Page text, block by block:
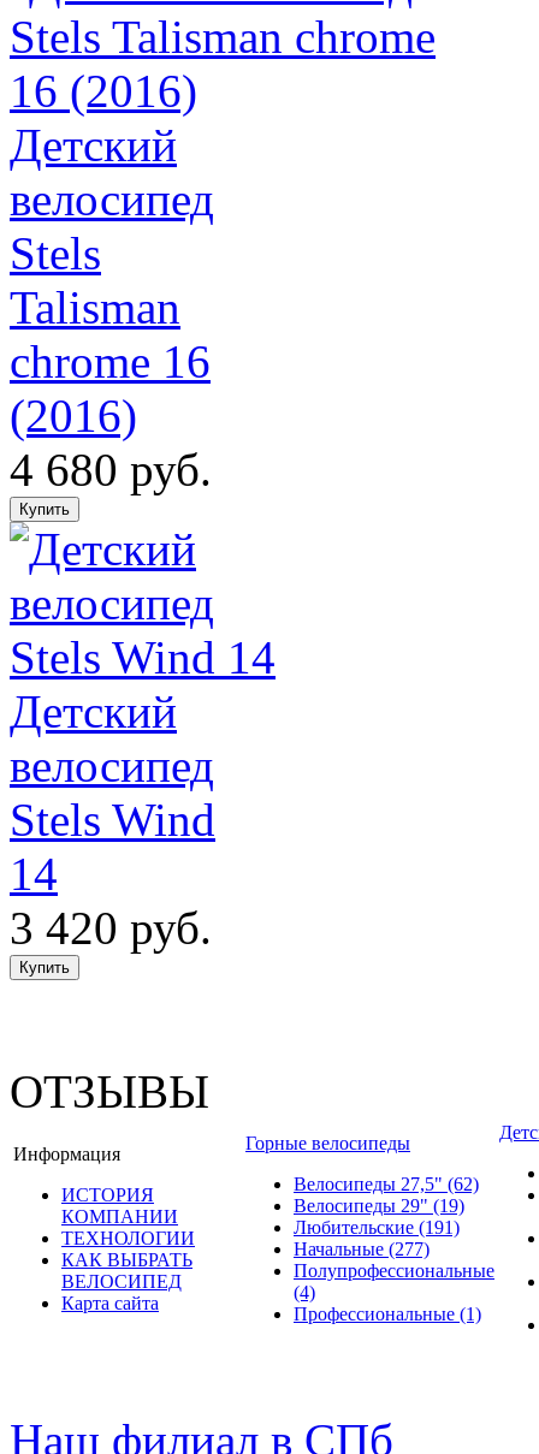
Детский
велосипед
Stels
Talisman
chrome 16
(2016)
4 680 руб.
Детский
велосипед
Stels Wind
14
3 420 руб.
ОТЗЫВЫ
Информация
ИСТОРИЯ
КОМПАНИИ
ТЕХНОЛОГИИ
КАК ВЫБРАТЬ
ВЕЛОСИПЕД
Карта сайта
Горные велосипеды
Велосипеды 27,5" (62)
Велосипеды 29" (19)
Любительские (191)
Начальные (277)
Полупрофессиональные
(4)
Профессиональные (1)
Наш филиал в СПб